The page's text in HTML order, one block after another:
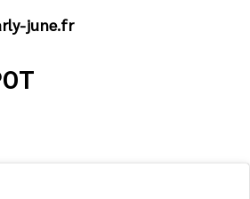
june.fr